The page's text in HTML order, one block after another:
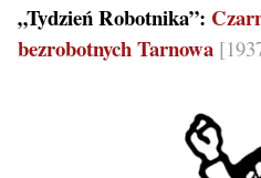
„Tydzień Robotnika”:
bezrobotnych Tarnowa